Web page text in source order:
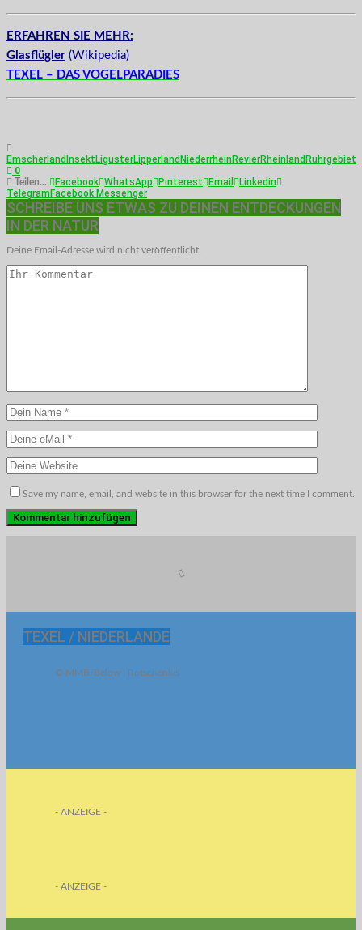
ERFAHREN SIE MEHR:
Glasflügler (Wikipedia)
TEXEL – DAS VOGELPARADIES
EmscherlandInsektLigusterLipperlandNiederrheinRevierRheinlandRuhrgebiet
0
Teilen... Facebook WhatsApp Pinterest Email
Linkedin
TelegramFacebook Messenger
SCHREIBE UNS ETWAS ZU DEINEN ENTDECKUNGEN
IN DER NATUR
Deine Email-Adresse wird nicht veröffentlicht.
Save my name, email, and website in this browser for the next time I comment.
TEXEL / NIEDERLANDE
© MMB/Below | Rotschenkel
- ANZEIGE -
- ANZEIGE -